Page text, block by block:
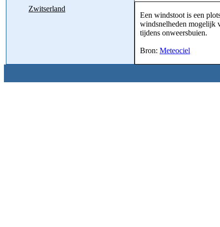
Zwitserland
Een windstoot is een
windsnelheden mogelijk
tijdens onweersbuien.
Bron: Meteociel